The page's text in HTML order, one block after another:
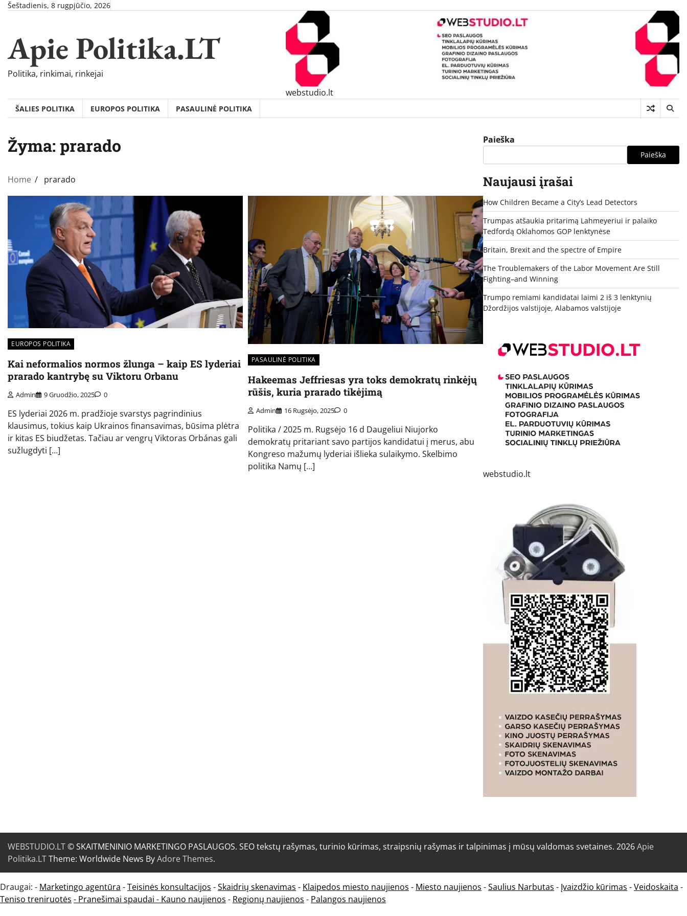
SkipŠeštadienis, 8 rugpjūčio, 2026
Apie Politika.LT
Politika, rinkimai, rinkejai
webstudio.lt
ŠALIES POLITIKA EUROPOS POLITIKA PASAULINĖ POLITIKA
Žyma: prarado
Home prarado
EUROPOS POLITIKA
Kai neformalios normos žlunga – kaip ES lyderiai
prarado kantrybę su Viktoru Orbanu
Admin 9 Gruodžio, 2025 0
ES lyderiai 2026 m. pradžioje svarstys pagrindinius
klausimus, tokius kaip Ukrainos finansavimas, būsima plėtra
ir kitas ES biudžetas. Tačiau ar vengrų Viktoras Orbánas gali
sužlugdyti […]
PASAULINĖ POLITIKA
Hakeemas Jeffriesas yra toks demokratų rinkėjų
rūšis, kuria prarado tikėjimą
Admin 16 Rugsėjo, 2025 0
Politika / 2025 m. Rugsėjo 16 d Daugeliui Niujorko
demokratų pritariant savo partijos kandidatui į merus, abu
Kongreso mažumų lyderiai išlieka sulaikymo. Skelbimo
politika Namų […]
Paieška
Paieška
Naujausi įrašai
How Children Became a City’s Lead Detectors
Trumpas atšaukia pritarimą Lahmeyeriui ir palaiko
Tedfordą Oklahomos GOP lenktynėse
Britain, Brexit and the spectre of Empire
The Troublemakers of the Labor Movement Are Still
Fighting–and Winning
Trumpo remiami kandidatai laimi 2 iš 3 lenktynių
Džordžijos valstijoje, Alabamos valstijoje
webstudio.lt
WEBSTUDIO.LT© SKAITMENINIO MARKETINGO PASLAUGOS. SEO tekstų rašymas, turinio kūrimas, straipsnių rašymas ir talpinimas į mūsų valdomas svetaines. 2026Apie
Politika.LTTheme: Worldwide News ByAdore Themes.
Draugai: - Marketingo agentūra -Teisinės konsultacijos -Skaidrių skenavimas - Klaipedos miesto naujienos - Miesto naujienos -Saulius Narbutas - Įvaizdžio kūrimas -Veidoskaita -
Teniso treniruotės - Pranešimai spaudai - Kauno naujienos - Regionų naujienos - Palangos naujienos